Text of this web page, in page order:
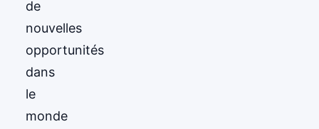
de
nouvelles
opportunités
dans
le
monde